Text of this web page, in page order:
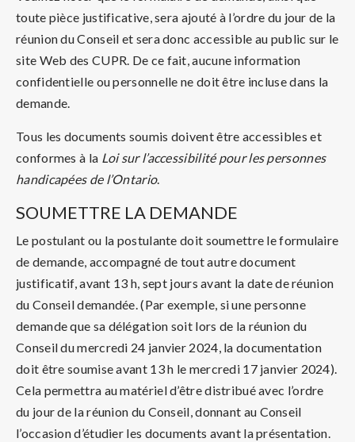
toute pièce justificative, sera ajouté à l’ordre du jour de la
réunion du Conseil et sera donc accessible au public sur le
site Web des CUPR. De ce fait, aucune information
confidentielle ou personnelle ne doit être incluse dans la
demande.
Tous les documents soumis doivent être accessibles et
conformes à la Loi sur l’accessibilité pour les personnes
handicapées de l’Ontario.
SOUMETTRE LA DEMANDE
Le postulant ou la postulante doit soumettre le formulaire
de demande, accompagné de tout autre document
justificatif, avant 13 h, sept jours avant la date de réunion
du Conseil demandée. (Par exemple, si une personne
demande que sa délégation soit lors de la réunion du
Conseil du mercredi 24 janvier 2024, la documentation
doit être soumise avant 13 h le mercredi 17 janvier 2024).
Cela permettra au matériel d’être distribué avec l’ordre
du jour de la réunion du Conseil, donnant au Conseil
l’occasion d’étudier les documents avant la présentation.